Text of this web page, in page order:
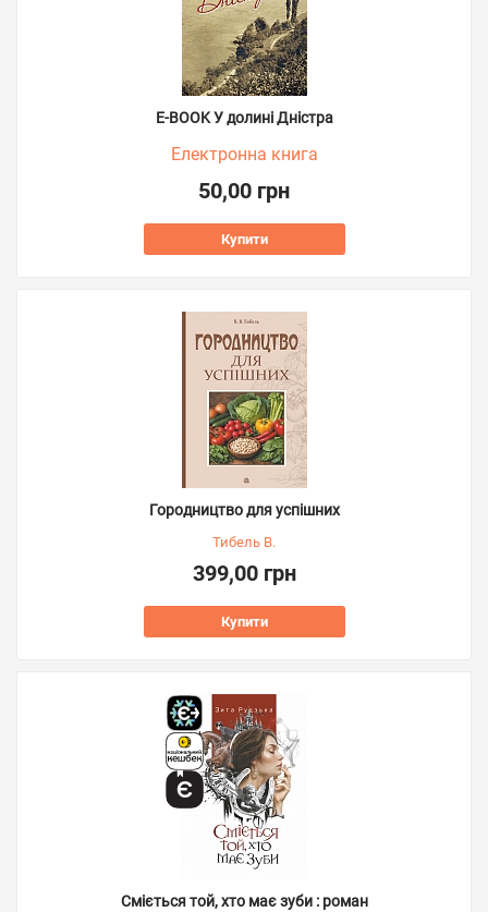
E-BOOK У долині Дністра
Електронна книга
50,00 грн
Купити
Городництво для успішних
Тибель В.
399,00 грн
Купити
Сміється той, хто має зуби : роман